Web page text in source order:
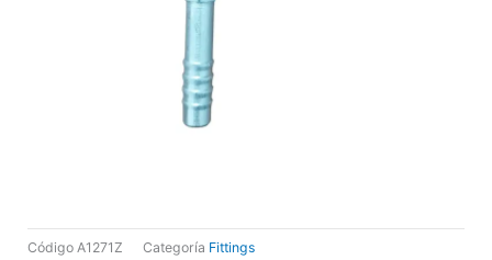
Código A1271Z Categoría Fittings